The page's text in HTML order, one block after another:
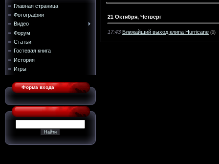
Главная страница
Фотографии
Видео
Форум
Статьи
Гостевая книга
История
Игры
Форма входа
21 Октября, Четверг
17:43 Ближайший выход клипа Hurricane (0)